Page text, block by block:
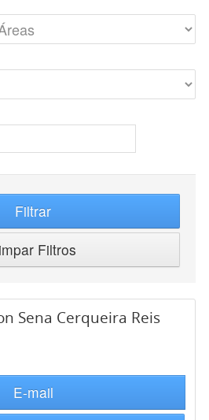
Filtrar
Filtros
Sena Cerqueira Reis
E-mail